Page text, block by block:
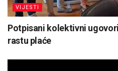
VIJESTI
Potpisani kolektivni
rastu plaće